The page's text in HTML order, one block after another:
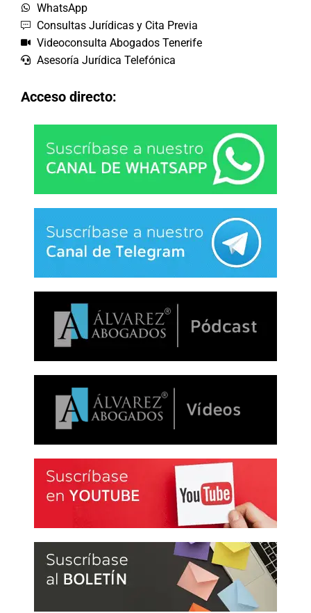
WhatsApp
Consultas Jurídicas y Cita Previa
Videoconsulta Abogados Tenerife
Asesoría Jurídica Telefónica
Acceso directo: